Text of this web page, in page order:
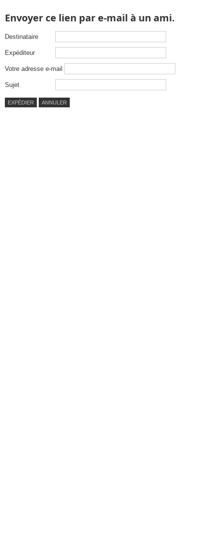
Envoyer ce lien par e-mail à un ami.
Destinataire
Expéditeur
Votre adresse e-mail
Sujet
EXPÉDIER ANNULER